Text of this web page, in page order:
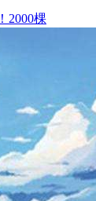
2000棵